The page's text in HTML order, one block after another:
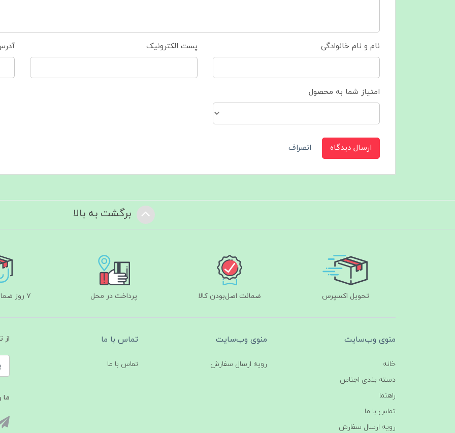
نام و نام خانوادگی پست الکترونیک
امتیاز شما به محصول
ارسال دیدگاه انصراف
برگشت به بالا
تحویل اکسپرس ضمانت اصل‌بودن کالا پرداخت در محل ۷ روز ضمانت بازگشت
منوی وب‌سایت
خانه
دسته بندی اجناس
راهنما
تماس با ما
رویه ارسال سفارش
منوی وب‌سایت
رویه ارسال سفارش
تماس با ما
تماس با ما
از
ما